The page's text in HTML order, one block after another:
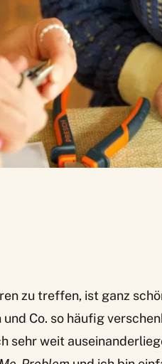
zu treffen, ist ganz
Co. so häufig
sehr weit